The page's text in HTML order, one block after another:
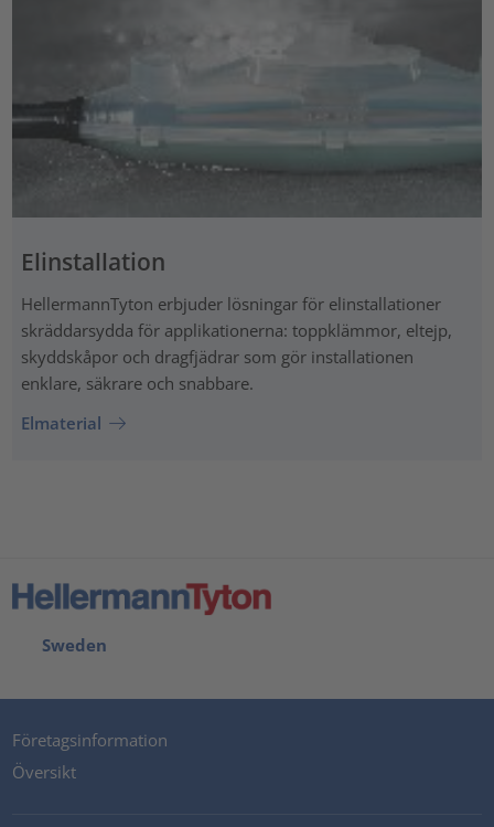
Elinstallation
HellermannTyton erbjuder lösningar för elinstallationer
skräddarsydda för applikationerna: toppklämmor, eltejp,
skyddskåpor och dragfjädrar som gör installationen
enklare, säkrare och snabbare.
Elmaterial
Sweden
Företagsinformation
Översikt